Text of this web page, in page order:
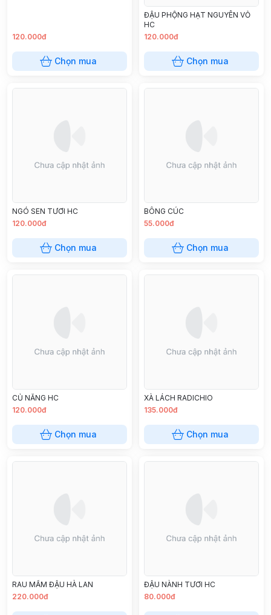
120.000đ
Chọn mua
ĐẬU PHỘNG HẠT NGUYÊN VỎ
HC
120.000đ
Chọn mua
NGÓ SEN TƯƠI HC
120.000đ
Chọn mua
BÔNG CÚC
55.000đ
Chọn mua
CỦ NĂNG HC
120.000đ
Chọn mua
XÀ LÁCH RADICHIO
135.000đ
Chọn mua
RAU MẦM ĐẬU HÀ LAN
220.000đ
ĐẬU NÀNH TƯƠI HC
80.000đ